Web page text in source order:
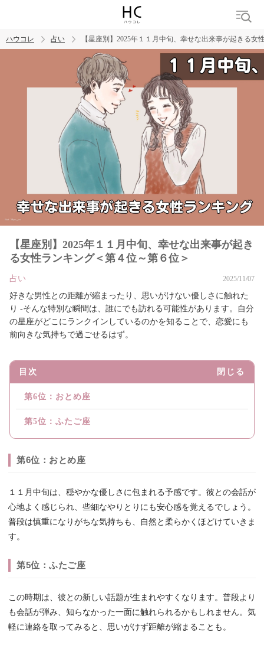
ハウコレ 占い 【星座別】2025年１１月中旬、幸せな出来事が起きる女
【星座別】2025年１１月中旬、幸せな出来事が起き
る女性ランキング＜第４位～第６位＞
占い 2025/11/07
好きな男性との距離が縮まったり、思いがけない優しさに触れた
り -そんな特別な瞬間は、誰にでも訪れる可能性があります。自分
の星座がどこにランクインしているのかを知ることで、恋愛にも
前向きな気持ちで過ごせるはず。
目次 閉じる
第6位：おとめ座
第5位：ふたご座
第6位：おとめ座
１１月中旬は、穏やかな優しさに包まれる予感です。彼との会話が
心地よく感じられ、些細なやりとりにも安心感を覚えるでしょう。
普段は慎重になりがちな気持ちも、自然と柔らかくほどけていきま
す。
第5位：ふたご座
この時期は、彼との新しい話題が生まれやすくなります。普段より
も会話が弾み、知らなかった一面に触れられるかもしれません。気
軽に連絡を取ってみると、思いがけず距離が縮まることも。